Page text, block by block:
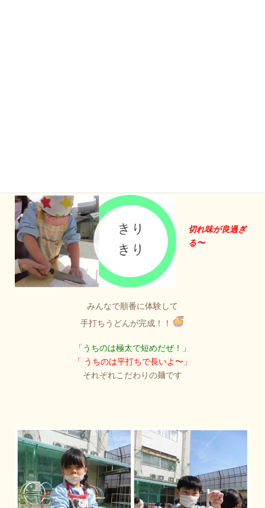
切れ味が良過ぎ
る〜
みんなで順番に体験して
手打ちうどんが完成！！
「うちのは極太で短めだぜ！」
「 うちのは平打ちで長いよ〜」
それぞれこだわりの麺です